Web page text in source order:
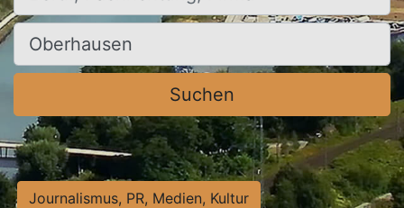
Ort, Stadt
Suchen
Journalismus, PR, Medien, Kultur